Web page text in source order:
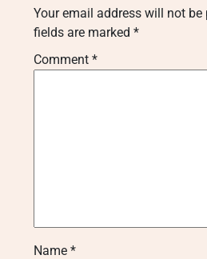
Your email address will not be
fields are marked *
Comment *
Name *